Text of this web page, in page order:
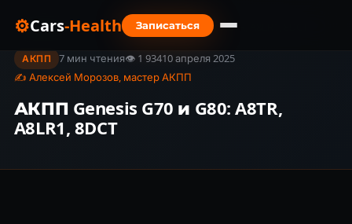
⚙Cars-Health Записаться
Главная › Блог › АКПП Genesis G70 и G80: A8TR, A8LR1, 8DCT
АКПП 7 мин чтения👁 1 93410 апреля 2025
✍ Алексей Морозов, мастер АКПП
АКПП Genesis G70 и G80: A8TR,
A8LR1, 8DCT